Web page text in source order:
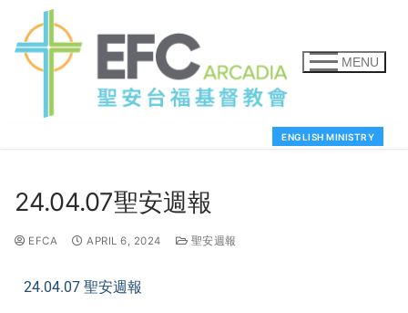
MENU
ENGLISH MINISTRY
24.04.07聖安週報
EFCA APRIL 6, 2024 聖安週報
24.04.07 聖安週報